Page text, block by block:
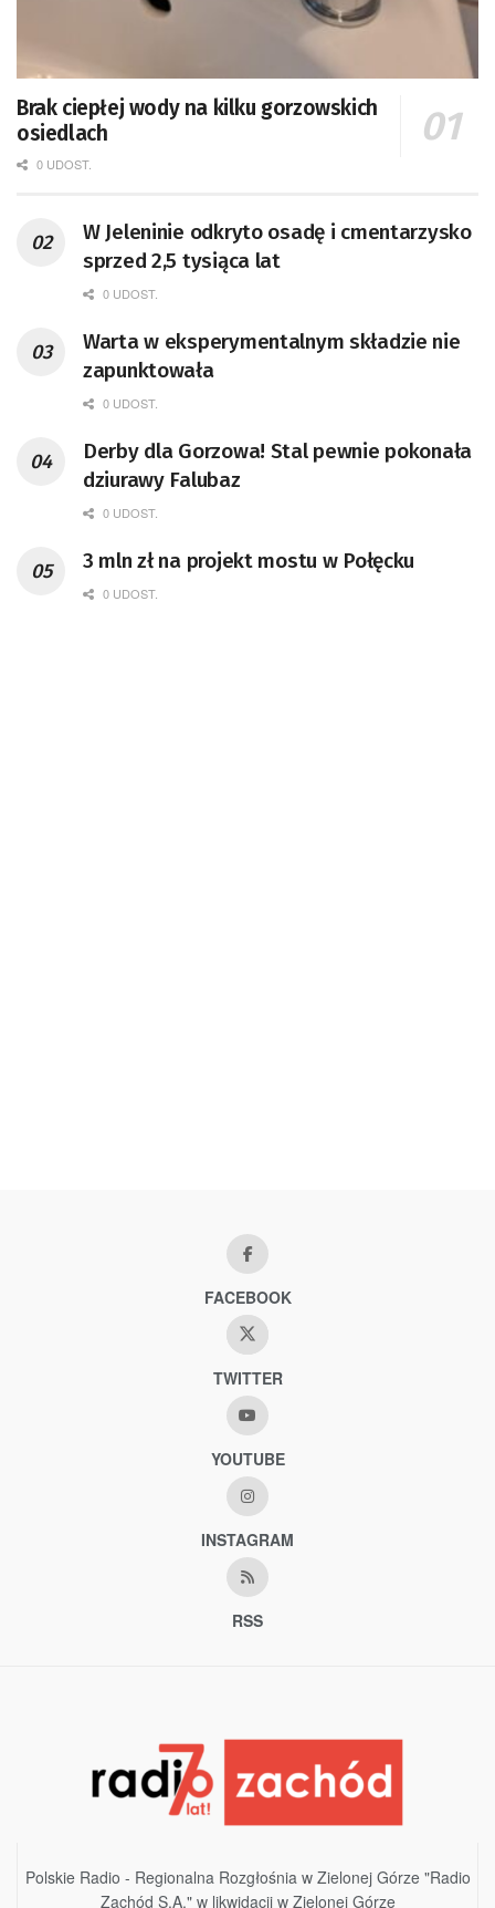
Brak ciepłej wody na kilku gorzowskich
osiedlach
0 UDOST.
W Jeleninie odkryto osadę i cmentarzysko
sprzed 2,5 tysiąca lat
0 UDOST.
Warta w eksperymentalnym składzie nie
zapunktowała
0 UDOST.
Derby dla Gorzowa! Stal pewnie pokonała
dziurawy Falubaz
0 UDOST.
3 mln zł na projekt mostu w Połęcku
0 UDOST.
FACEBOOK
TWITTER
YOUTUBE
INSTAGRAM
RSS
Polskie Radio - Regionalna Rozgłośnia w Zielonej Górze "Radio
Zachód S.A." w likwidacji w Zielonej Górze